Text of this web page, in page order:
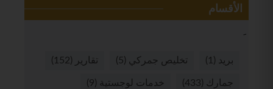
الأقسام
بريد (1) تخليص جمركي (5) تقارير (152)
جمارك (433) خدمات لوجستية (9)